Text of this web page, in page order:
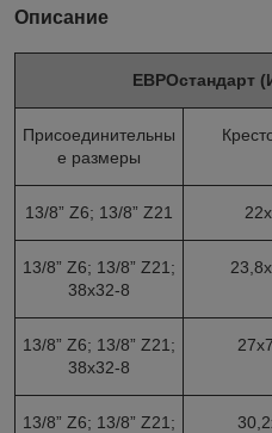
Описание
ЕВРОстандарт
Присоединительны
е размеры
13/8” Z6; 13/8” Z21
13/8” Z6; 13/8” Z21;
38x32-8
13/8” Z6; 13/8” Z21;
38x32-8
13/8” Z6; 13/8” Z21;